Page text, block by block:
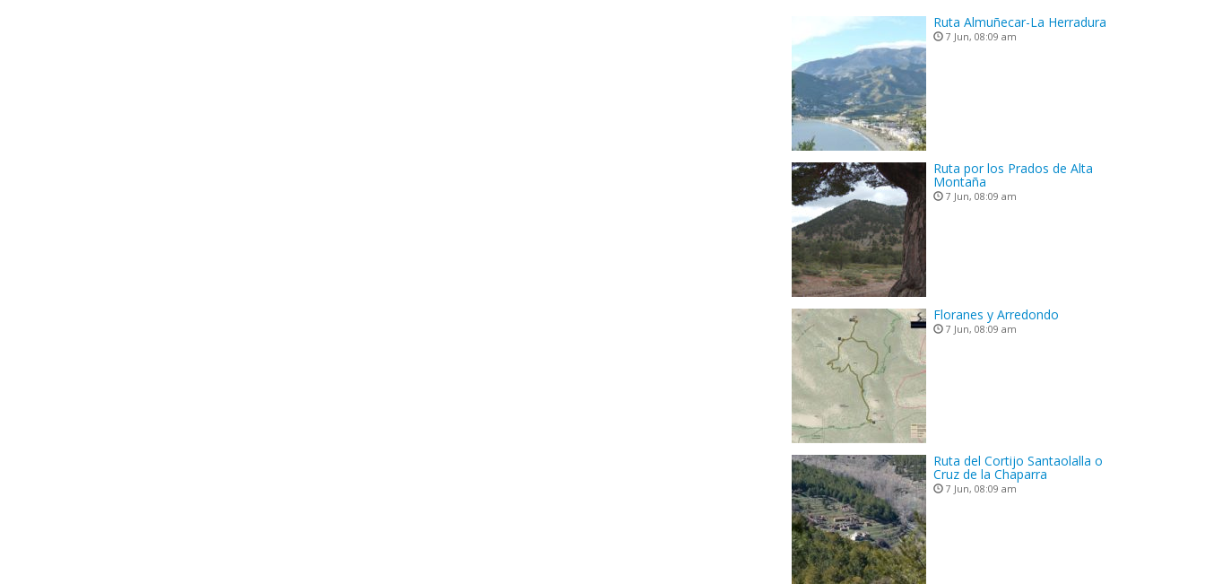
Ruta Almuñecar-La Herradura
7 Jun, 08:09 am
Ruta por los Prados de Alta
Montaña
7 Jun, 08:09 am
Floranes y Arredondo
7 Jun, 08:09 am
Ruta del Cortijo Santaolalla o
Cruz de la Chaparra
7 Jun, 08:09 am